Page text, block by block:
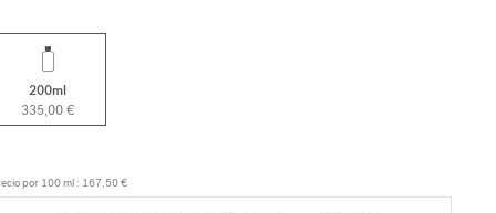
200ml
335,00 €
por 100 ml : 167,50 €